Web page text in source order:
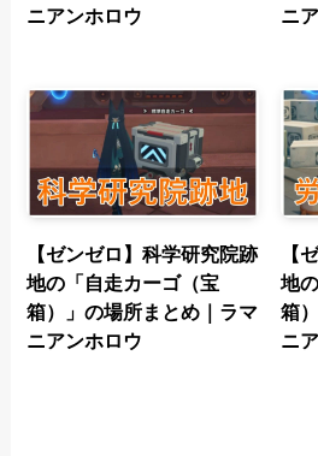
ニアンホロウ
ニ
【ゼンゼロ】科学研究院跡
地の「自走カーゴ（宝
箱）」の場所まとめ｜ラマ
ニアンホロウ
【
地
箱
ニ